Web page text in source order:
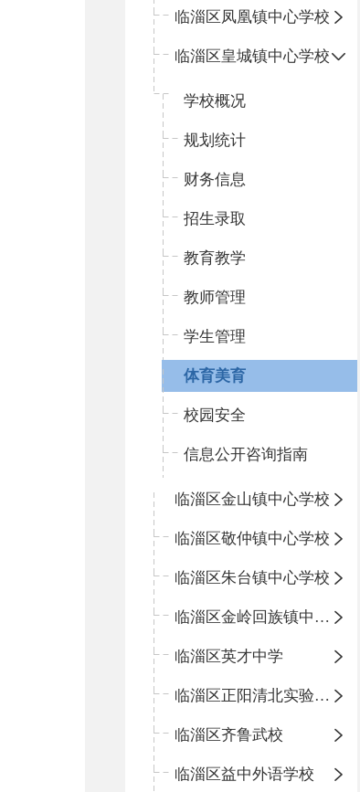
临淄区凤凰镇中心学校
临淄区皇城镇中心学校
学校概况
规划统计
财务信息
招生录取
教育教学
教师管理
学生管理
体育美育
校园安全
信息公开咨询指南
临淄区金山镇中心学校
临淄区敬仲镇中心学校
临淄区朱台镇中心学校
临淄区金岭回族镇中心学校
临淄区英才中学
临淄区正阳清北实验学校
临淄区齐鲁武校
临淄区益中外语学校